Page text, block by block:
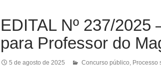
EDITAL Nº 237/2025
para Professor do
5 de agosto de 2025 Concurso público Processo